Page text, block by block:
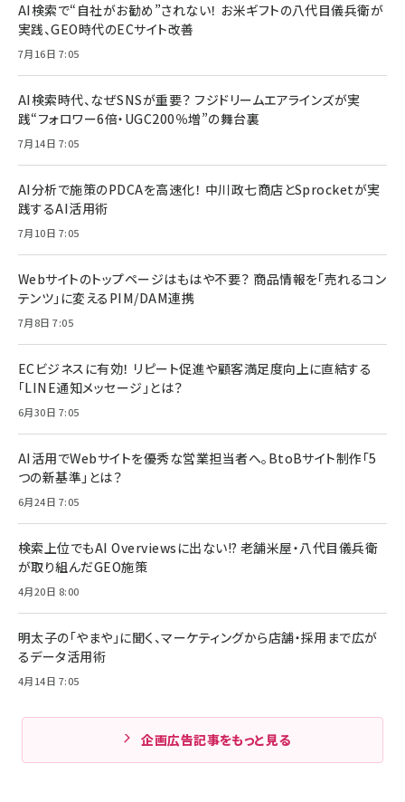
AI検索で“自社がお勧め”されない！ お米ギフトの八代目儀兵衛が
実践、GEO時代のECサイト改善
7月16日 7:05
AI検索時代、なぜSNSが重要？ フジドリームエアラインズが実
践“フォロワー6倍・UGC200％増”の舞台裏
7月14日 7:05
AI分析で施策のPDCAを高速化！ 中川政七商店とSprocketが実
践するAI活用術
7月10日 7:05
Webサイトのトップページはもはや不要？ 商品情報を「売れるコン
テンツ」に変えるPIM/DAM連携
7月8日 7:05
ECビジネスに有効！ リピート促進や顧客満足度向上に直結する
「LINE通知メッセージ」とは？
6月30日 7:05
AI活用でWebサイトを優秀な営業担当者へ。BtoBサイト制作「5
つの新基準」とは？
6月24日 7:05
検索上位でもAI Overviewsに出ない!? 老舗米屋・八代目儀兵衛
が取り組んだGEO施策
4月20日 8:00
明太子の「やまや」に聞く、マーケティングから店舗・採用まで広が
るデータ活用術
4月14日 7:05
企画広告記事をもっと見る